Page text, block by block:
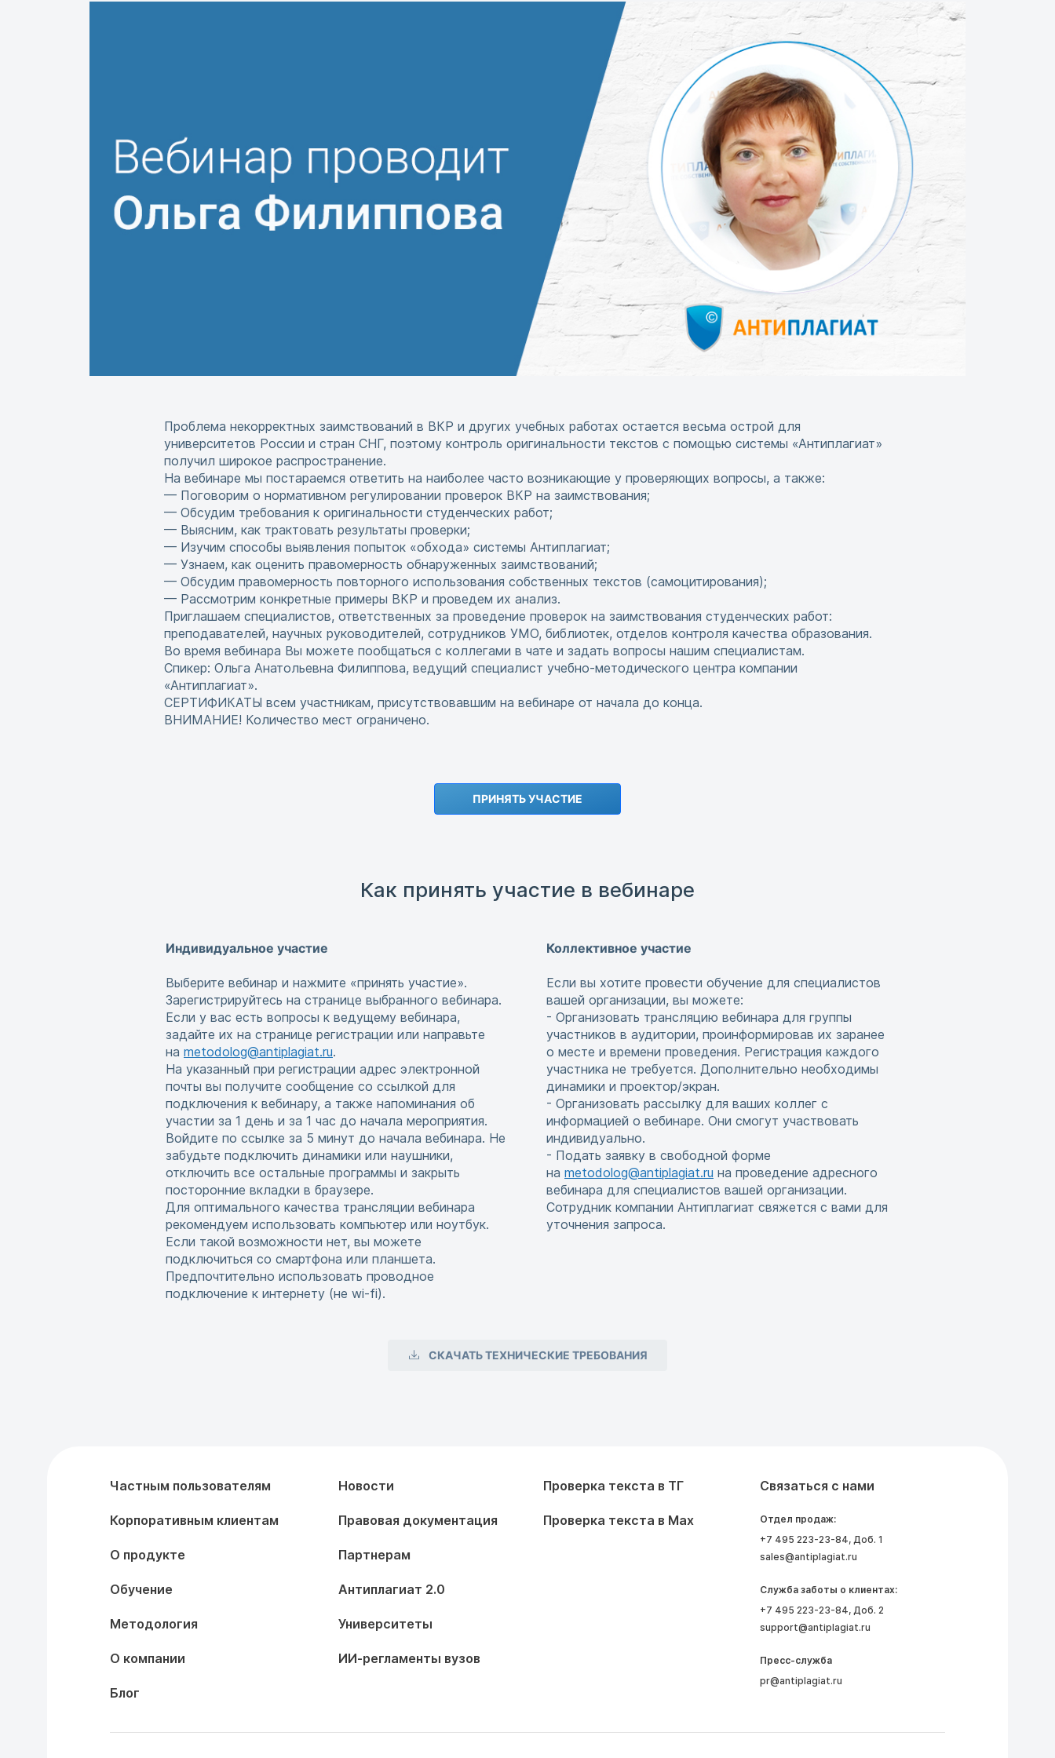
Проблема некорректных заимствований в ВКР и других учебных работах остается весьма острой для
университетов России и стран СНГ, поэтому контроль оригинальности текстов с помощью системы «Антиплагиат»
получил широкое распространение.
На вебинаре мы постараемся ответить на наиболее часто возникающие у проверяющих вопросы, а также:
— Поговорим о нормативном регулировании проверок ВКР на заимствования;
— Обсудим требования к оригинальности студенческих работ;
— Выясним, как трактовать результаты проверки;
— Изучим способы выявления попыток «обхода» системы Антиплагиат;
— Узнаем, как оценить правомерность обнаруженных заимствований;
— Обсудим правомерность повторного использования собственных текстов (самоцитирования);
— Рассмотрим конкретные примеры ВКР и проведем их анализ.
Приглашаем специалистов, ответственных за проведение проверок на заимствования студенческих работ:
преподавателей, научных руководителей, сотрудников УМО, библиотек, отделов контроля качества образования.
Во время вебинара Вы можете пообщаться с коллегами в чате и задать вопросы нашим специалистам.
Спикер: Ольга Анатольевна Филиппова, ведущий специалист учебно-методического центра компании
«Антиплагиат».
СЕРТИФИКАТЫ всем участникам, присутствовавшим на вебинаре от начала до конца.
ВНИМАНИЕ! Количество мест ограничено.
ПРИНЯТЬ УЧАСТИЕ
Как принять участие в вебинаре
Индивидуальное участие
Выберите вебинар и нажмите «принять участие».
Зарегистрируйтесь на странице выбранного вебинара.
Если у вас есть вопросы к ведущему вебинара,
задайте их на странице регистрации или направьте
на metodolog@antiplagiat.ru.
На указанный при регистрации адрес электронной
почты вы получите сообщение со ссылкой для
подключения к вебинару, а также напоминания об
участии за 1 день и за 1 час до начала мероприятия.
Войдите по ссылке за 5 минут до начала вебинара. Не
забудьте подключить динамики или наушники,
отключить все остальные программы и закрыть
посторонние вкладки в браузере.
Для оптимального качества трансляции вебинара
рекомендуем использовать компьютер или ноутбук.
Если такой возможности нет, вы можете
подключиться со смартфона или планшета.
Предпочтительно использовать проводное
подключение к интернету (не wi-fi).
Коллективное участие
Если вы хотите провести обучение для специалистов
вашей организации, вы можете:
- Организовать трансляцию вебинара для группы
участников в аудитории, проинформировав их заранее
о месте и времени проведения. Регистрация каждого
участника не требуется. Дополнительно необходимы
динамики и проектор/экран.
- Организовать рассылку для ваших коллег с
информацией о вебинаре. Они смогут участвовать
индивидуально.
- Подать заявку в свободной форме
на metodolog@antiplagiat.ru на проведение адресного
вебинара для специалистов вашей организации.
Сотрудник компании Антиплагиат свяжется с вами для
уточнения запроса.
СКАЧАТЬ ТЕХНИЧЕСКИЕ ТРЕБОВАНИЯ
Частным пользователям
Корпоративным клиентам
О продукте
Обучение
Методология
О компании
Блог
Новости
Правовая документация
Партнерам
Антиплагиат 2.0
Университеты
ИИ-регламенты вузов
Проверка текста в ТГ
Проверка текста в Max
Связаться с нами
Отдел продаж:
+7 495 223-23-84, Доб. 1
sales@antiplagiat.ru
Служба заботы о клиентах:
+7 495 223-23-84, Доб. 2
support@antiplagiat.ru
Пресс-служба
pr@antiplagiat.ru